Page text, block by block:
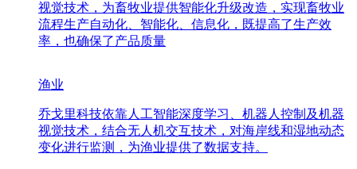
视觉技术，为畜牧业提供智能化升级改造，实现畜牧业
流程生产自动化、智能化、信息化，既提高了生产效
率，也确保了产品质量
渔业
乔戈里科技依靠人工智能深度学习、机器人控制及机器
视觉技术，结合无人机交互技术，对海岸线和湿地动态
变化进行监测，为渔业提供了数据支持。